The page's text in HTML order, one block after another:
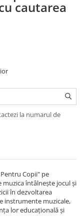
cautarea
la numarul de
Copii" pe
muzica întâlnește jocul și
în dezvoltarea
instrumente muzicale,
lor educațională și